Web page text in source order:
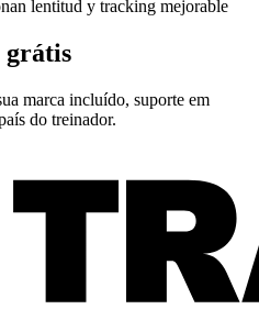
lentitud y tracking mejorable
grátis
marca incluído, suporte em
do treinador.